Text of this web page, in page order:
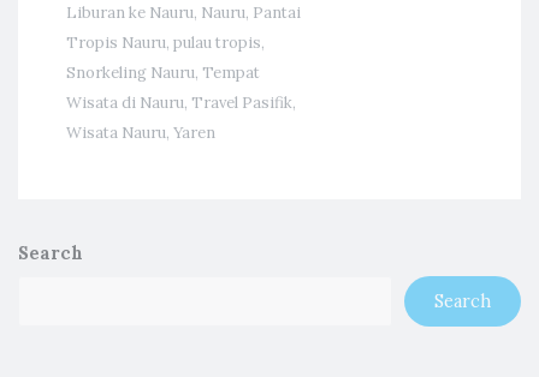
Liburan ke Nauru, Nauru, Pantai
Tropis Nauru, pulau tropis,
Snorkeling Nauru, Tempat
Wisata di Nauru, Travel Pasifik,
Wisata Nauru, Yaren
Search
Search